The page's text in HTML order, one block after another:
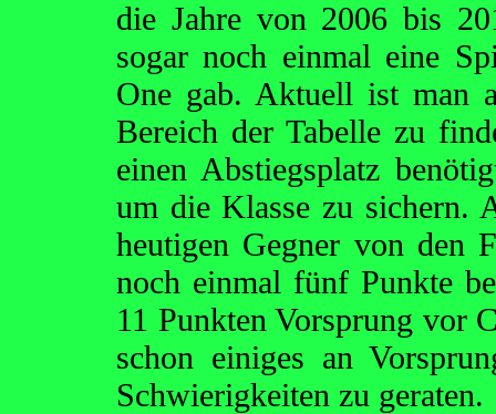
die Jahre von 2006 bis
sogar noch einmal eine
One gab. Aktuell ist man
Bereich der Tabelle zu
einen Abstiegsplatz
um die Klasse zu sichern.
heutigen Gegner von den
noch einmal fünf Punkte
11 Punkten Vorsprung vor
schon einiges an
Schwierigkeiten zu geraten.